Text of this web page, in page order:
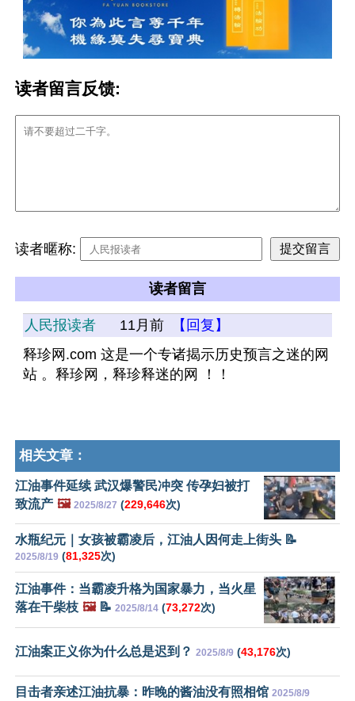
读者留言反馈:
读者暱称:
读者留言
人民报读者 11月前
【回复】
释珍网.com 这是一个专诸揭示历史预言之迷的网
站 。释珍网，释珍释迷的网 ！！
相关文章：
江油事件延续 武汉爆警民冲突 传孕妇被打
致流产 🖼️ 2025/8/27 (229,646次)
水瓶纪元｜女孩被霸凌后，江油人因何走上街头 📝
2025/8/19 (81,325次)
江油事件：当霸凌升格为国家暴力，当火星
落在干柴枝 🖼️📝 2025/8/14 (73,272次)
江油案正义你为什么总是迟到？ 2025/8/9 (43,176次)
目击者亲述江油抗暴：昨晚的酱油没有照相馆 2025/8/9